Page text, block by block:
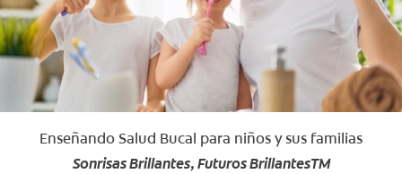
Enseñando Salud Bucal para niños y sus familias
Sonrisas Brillantes, Futuros BrillantesTM